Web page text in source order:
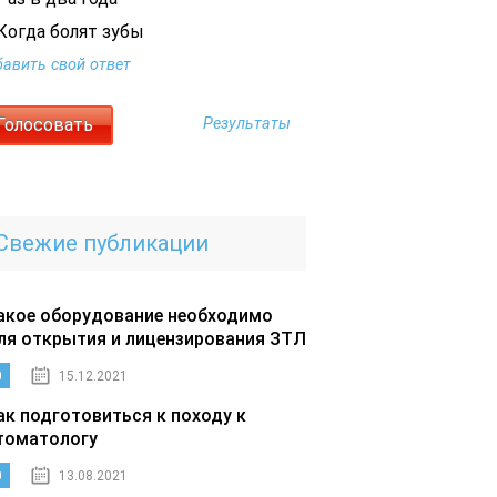
болят зубы
свой ответ
Результаты
публикации
оборудование необходимо
открытия и лицензирования ЗТЛ
15.12.2021
подготовиться к походу к
13.08.2021